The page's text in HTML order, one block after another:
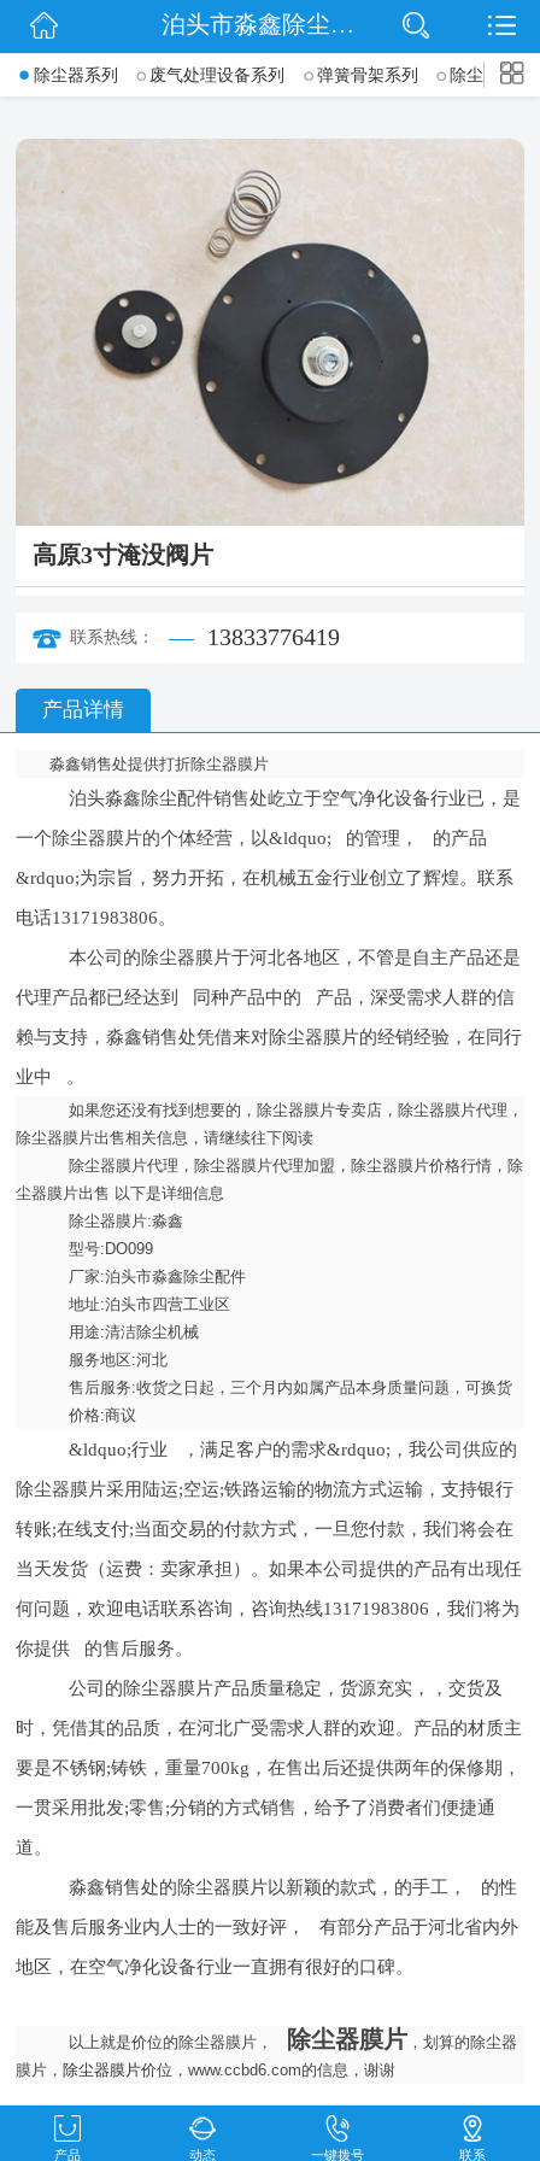
网站首页
联系我们
泊头市淼鑫除尘配件销售处
除尘器系列 废气处理设备系列 弹簧骨架系列 除尘骨架(
高原3寸淹没阀片
联系热线： 13833776419
产品详情
淼鑫销售处提供打折除尘器膜片
泊头淼鑫除尘配件销售处屹立于空气净化设备行业已，是
一个除尘器膜片的个体经营，以&ldquo; 的管理， 的产品
&rdquo;为宗旨，努力开拓，在机械五金行业创立了辉煌。联系
电话13171983806。
本公司的除尘器膜片于河北各地区，不管是自主产品还是
代理产品都已经达到 同种产品中的 产品，深受需求人群的信
赖与支持，淼鑫销售处凭借来对除尘器膜片的经销经验，在同行
业中 。
如果您还没有找到想要的，除尘器膜片专卖店，除尘器膜片代理，
除尘器膜片出售相关信息，请继续往下阅读
除尘器膜片代理，除尘器膜片代理加盟，除尘器膜片价格行情，除
尘器膜片出售 以下是详细信息
除尘器膜片:淼鑫
型号:DO099
厂家:泊头市淼鑫除尘配件
地址:泊头市四营工业区
用途:清洁除尘机械
服务地区:河北
售后服务:收货之日起，三个月内如属产品本身质量问题，可换货
价格:商议
&ldquo;行业 ，满足客户的需求&rdquo;，我公司供应的
除尘器膜片采用陆运;空运;铁路运输的物流方式运输，支持银行
转账;在线支付;当面交易的付款方式，一旦您付款，我们将会在
当天发货（运费：卖家承担）。如果本公司提供的产品有出现任
何问题，欢迎电话联系咨询，咨询热线13171983806，我们将为
你提供 的售后服务。
公司的除尘器膜片产品质量稳定，货源充实，，交货及
时，凭借其的品质，在河北广受需求人群的欢迎。产品的材质主
要是不锈钢;铸铁，重量700kg，在售出后还提供两年的保修期，
一贯采用批发;零售;分销的方式销售，给予了消费者们便捷通
道。
淼鑫销售处的除尘器膜片以新颖的款式，的手工， 的性
能及售后服务业内人士的一致好评， 有部分产品于河北省内外
地区，在空气净化设备行业一直拥有很好的口碑。
以上就是价位的除尘器膜片， 除尘器膜片 ，划算的除尘器
膜片， 除尘器膜片价位，www.ccbd6.com的信息，谢谢
产品 动态 一键拨号 联系